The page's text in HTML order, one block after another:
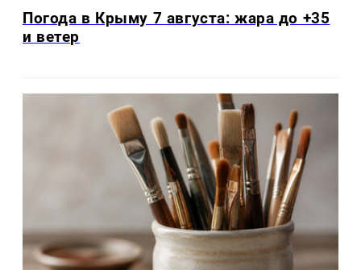
Погода в Крыму 7 августа: жара до +35
и ветер